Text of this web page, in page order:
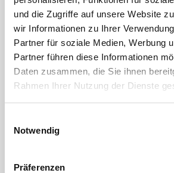
und die Zugriffe auf unsere Website
wir Informationen zu Ihrer
Partner für soziale Medien, Werbung
Partner führen diese Informationen
Daten zusammen, die Sie ihnen
Rahmen Ihrer Nutzung der Dienste
Notwendig
Präferenzen
auf ovaler Rosette
4 Ausführungen
auf
4